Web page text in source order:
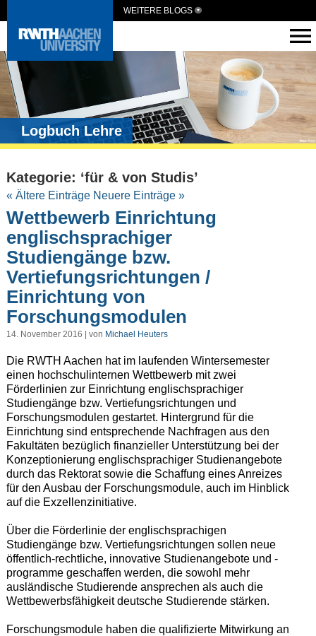
WEITERE BLOGS
Logbuch Lehre
Kategorie: ‘für & von Studis’
« Ältere Einträge Neuere Einträge »
Wettbewerb Einrichtung
englischsprachiger
Studiengänge bzw.
Vertiefungsrichtungen /
Einrichtung von
Forschungsmodulen
14. November 2016 | von Michael Heuters
Die RWTH Aachen hat im laufenden Wintersemester
einen hochschulinternen Wettbewerb mit zwei
Förderlinien zur Einrichtung englischsprachiger
Studiengänge bzw. Vertiefungsrichtungen und
Forschungsmodulen gestartet. Hintergrund für die
Einrichtung sind entsprechende Nachfragen aus den
Fakultäten bezüglich finanzieller Unterstützung bei der
Konzeptionierung englischsprachiger Studienangebote
durch das Rektorat sowie die Schaffung eines Anreizes
für den Ausbau der Forschungsmodule, auch im Hinblick
auf die Exzellenzinitiative.
Über die Förderlinie der englischsprachigen
Studiengänge bzw. Vertiefungsrichtungen sollen neue
öffentlich-rechtliche, innovative Studienangebote und -
programme geschaffen werden, die sowohl mehr
ausländische Studierende ansprechen als auch die
Wettbewerbsfähigkeit deutsche Studierende stärken.
Forschungsmodule haben die qualifizierte Mitwirkung an